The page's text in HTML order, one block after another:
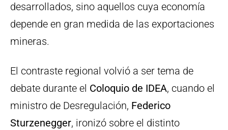
desarrollados, sino aquellos cuya economía
depende en gran medida de las exportaciones
mineras.
El contraste regional volvió a ser tema de
debate durante el Coloquio de IDEA, cuando el
ministro de Desregulación, Federico
Sturzenegger, ironizó sobre el distinto